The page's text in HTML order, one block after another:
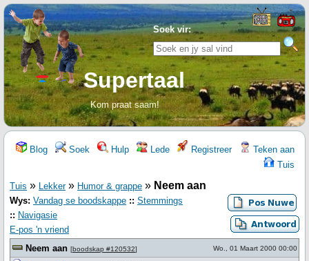
Soek vir:
Supertaal
Kom praat saam!
Blog Soek Hulp Lede Registreer
Teken aan
Tuis
Tuis » Lekker» Humor & grappe » Neem aan
Wys: Vandag se boodskappe :: Stemmings
:: Navigasie
E-pos 'n vriend
Neem aan [boodskap #120532] Wo., 01 Maart 2000 00:00